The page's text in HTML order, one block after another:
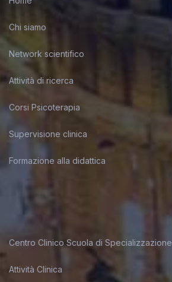
Chi siamo
Network scientifico
Attività di ricerca
Corsi Psicoterapia
Supervisione clinica
Formazione alla didattica
Centro Clinico Scuola di Specializzazione
Attività Clinica